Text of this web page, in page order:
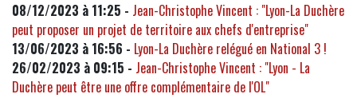
08/12/2023 à 11:25 - Jean-Christophe Vincent : "Lyon-La Duchère
peut proposer un projet de territoire aux chefs d'entreprise"
13/06/2023 à 16:56 - Lyon-La Duchère relégué en National 3 !
26/02/2023 à 09:15 - Jean-Christophe Vincent : "Lyon - La
Duchère peut être une offre complémentaire de l'OL"